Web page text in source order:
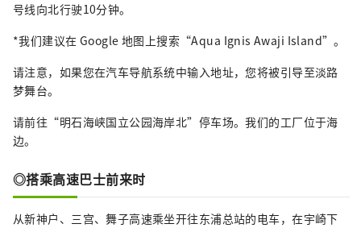
号线向北行驶10分钟。
*我们建议在 Google 地图上搜索“Aqua Ignis Awaji Island”。
请注意，如果您在汽车导航系统中输入地址，您将被引导至淡路
梦舞台。
请前往“明石海峡国立公园海岸北”停车场。我们的工厂位于海
边。
◎搭乘高速巴士前来时
从新神户、三宫、舞子高速乘坐开往东浦总站的电车，在宇崎下